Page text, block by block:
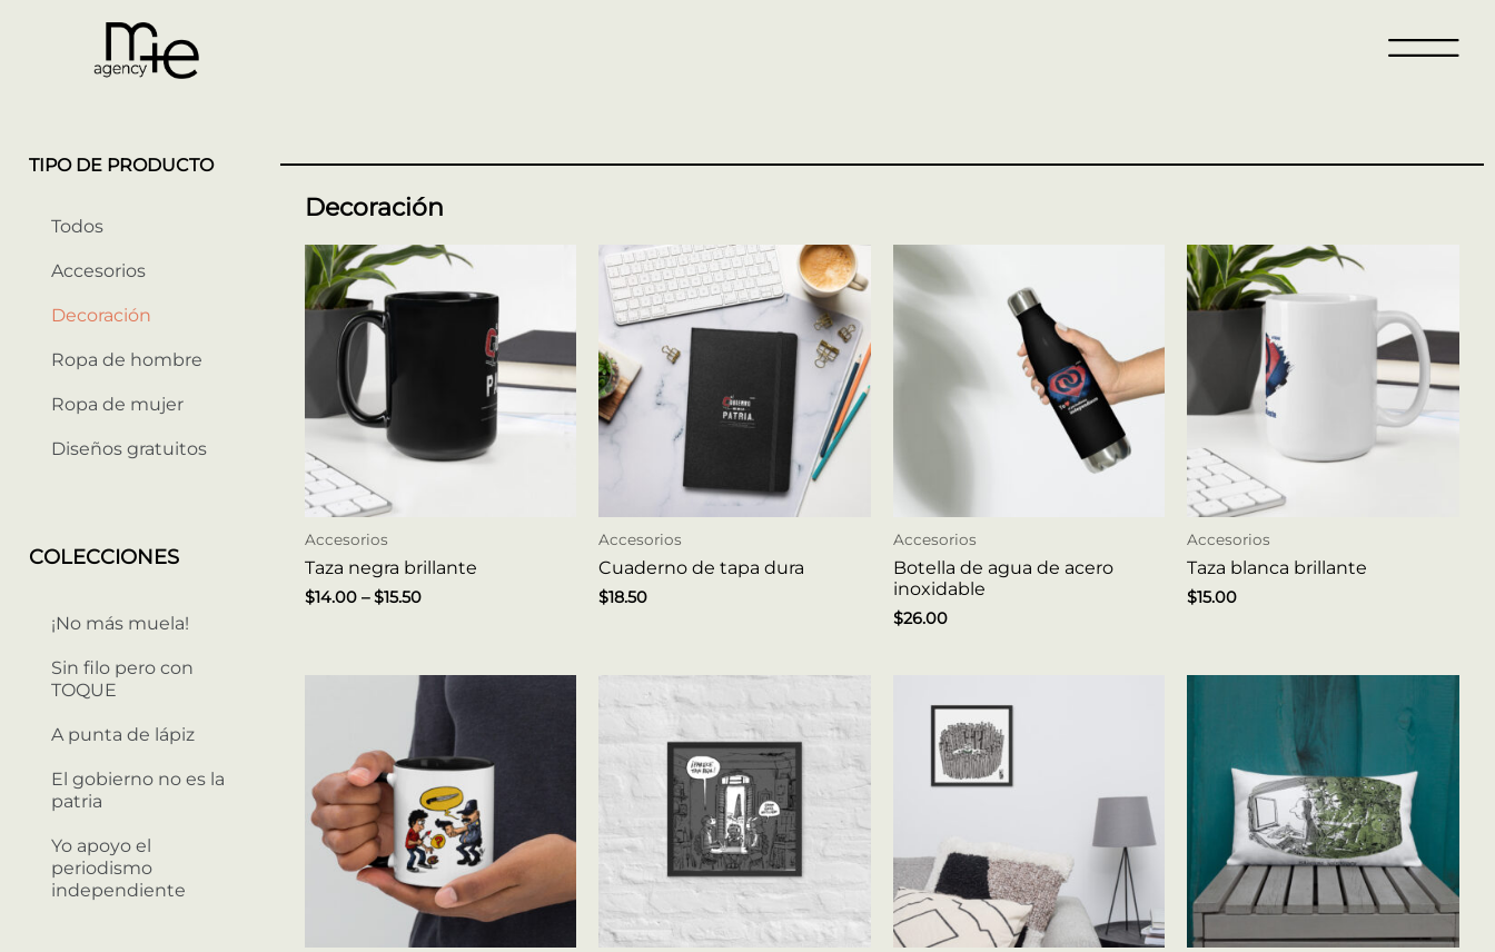
TIPO DE PRODUCTO
Todos
Accesorios
Decoración
Ropa de hombre
Ropa de mujer
Diseños gratuitos
COLECCIONES
¡No más muela!
Sin filo pero con
TOQUE
A punta de lápiz
El gobierno no es la
patria
Yo apoyo el
periodismo
independiente
Decoración
Accesorios
Taza negra brillante
$14.00–$15.50
Accesorios
Cuaderno de tapa dura
$18.50
Accesorios
Botella de agua de acero
inoxidable
$26.00
Accesorios
Taza blanca brillante
$15.00